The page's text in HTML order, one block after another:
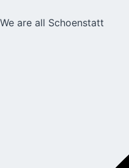
We are all Schoenstatt